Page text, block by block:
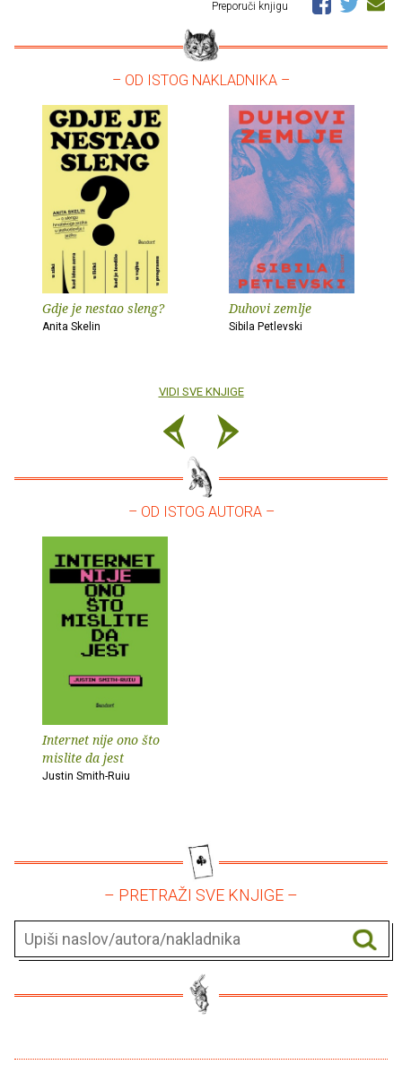
Preporuči knjigu
– OD ISTOG NAKLADNIKA –
Gdje je nestao sleng?
Anita Skelin
Duhovi zemlje
Sibila Petlevski
VIDI SVE KNJIGE
– OD ISTOG AUTORA –
Internet nije ono što
mislite da jest
Justin Smith-Ruiu
– PRETRAŽI SVE KNJIGE –